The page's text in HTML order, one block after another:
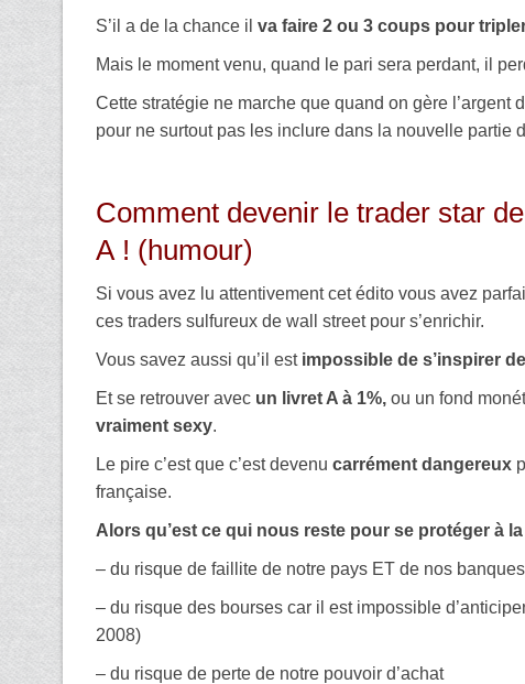
S’il a de la chance il va faire 2 ou 3 coups pour
Mais le moment venu, quand le pari sera perdant, il
Cette stratégie ne marche que quand on gère
pour ne surtout pas les inclure dans la nouvelle partie
Comment devenir le trader star
A ! (humour)
Si vous avez lu attentivement cet édito vous avez
ces traders sulfureux de wall street pour s’enrichir.
Vous savez aussi qu’il est impossible de s’inspirer
Et se retrouver avec un livret A à 1%, ou un fond
vraiment sexy.
Le pire c’est que c’est devenu carrément dangereux
française.
Alors qu’est ce qui nous reste pour se protéger à
– du risque de faillite de notre pays ET de nos banques
– du risque des bourses car il est impossible
2008)
– du risque de perte de notre pouvoir d’achat